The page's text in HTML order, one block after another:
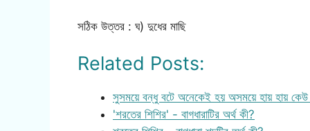
সঠিক উত্তর : ঘ) দুধের মাছি
Related Posts:
সুসময়ে বন্ধু বটে অনেকেই হয় অসময়ে হায় হায়
'শরতের শিশির' - বাগধারাটির অর্থ কী?